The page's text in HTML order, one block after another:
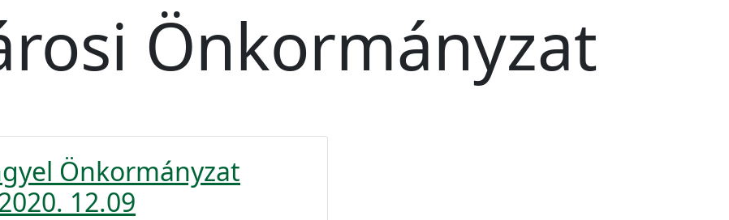
Önkormányzat
Önkormányzat
12.09